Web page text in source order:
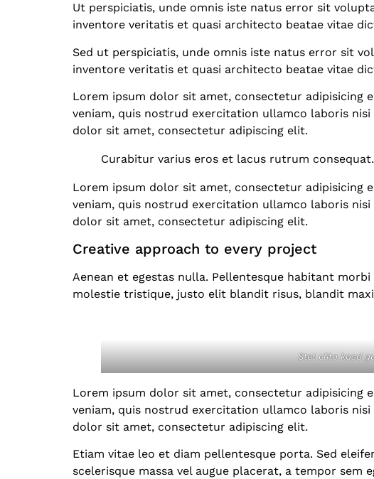
Ut perspiciatis, unde omnis iste natus error sit
inventore veritatis et quasi architecto beatae vitae
Sed ut perspiciatis, unde omnis iste natus error sit
inventore veritatis et quasi architecto beatae vitae
Lorem ipsum dolor sit amet, consectetur adipisicing
veniam, quis nostrud exercitation ullamco laboris
dolor sit amet, consectetur adipiscing elit.
Curabitur varius eros et lacus rutrum
Lorem ipsum dolor sit amet, consectetur adipisicing
veniam, quis nostrud exercitation ullamco laboris
dolor sit amet, consectetur adipiscing elit.
Creative approach to every project
Aenean et egestas nulla. Pellentesque habitant
molestie tristique, justo elit blandit risus, blandit
Stet clita kasd
Lorem ipsum dolor sit amet, consectetur adipisicing
veniam, quis nostrud exercitation ullamco laboris
dolor sit amet, consectetur adipiscing elit.
Etiam vitae leo et diam pellentesque porta. Sed
scelerisque massa vel augue placerat, a tempor sem